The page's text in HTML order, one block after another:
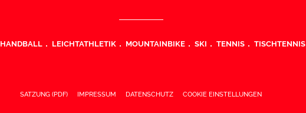
HANDBALL LEICHTATHLETIK MOUNTAINBIKE SKI TENNIS TISCHTENNIS
SATZUNG (PDF) IMPRESSUM DATENSCHUTZ COOKIE EINSTELLUNGEN